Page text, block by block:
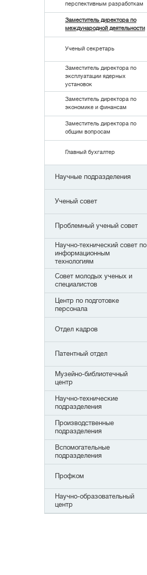
перспективным разработкам
Заместитель директора по
международной деятельности
Ученый секретарь
Заместитель директора по
эксплуатации ядерных
установок
Заместитель директора по
экономике и финансам
Заместитель директора по
общим вопросам
Главный бухгалтер
Научные подразделения
Ученый совет
Проблемный ученый совет
Научно-технический совет по
информационным
технологиям
Совет молодых ученых и
специалистов
Центр по подготовке
персонала
Отдел кадров
Патентный отдел
Музейно-библиотечный
центр
Научно-технические
подразделения
Производственные
подразделения
Вспомогательные
подразделения
Профком
Научно-образовательный
центр